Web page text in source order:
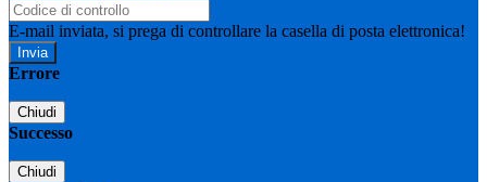
E-mail inviata, si prega di controllare la casella di posta elettronica!
Errore
Chiudi
Successo
Chiudi